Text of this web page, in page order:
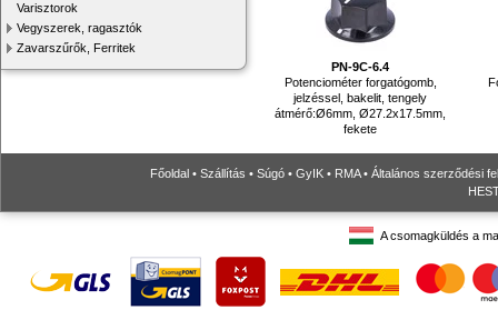
Varisztorok
Vegyszerek, ragasztók
Zavarszűrők, Ferritek
PN-9C-6.4
Potenciométer forgatógomb,
jelzéssel, bakelit, tengely
átmérő:Ø6mm, Ø27.2x17.5mm,
fekete
Főoldal • Szállítás • Súgó • GyIK • RMA• Általános szerződési
A csomagküldés a